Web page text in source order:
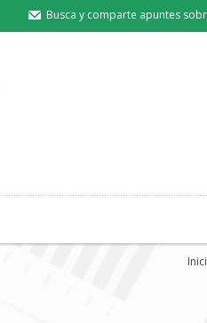
Busca y comparte apuntes